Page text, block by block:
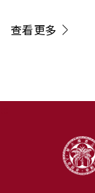
查看更多